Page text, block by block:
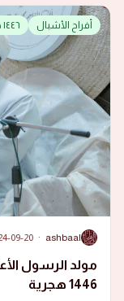
أفراح الأشبال ١٤٤٦ هجرية
A
ashbaal
·
09-20
مولد الرسول
1446 هجرية